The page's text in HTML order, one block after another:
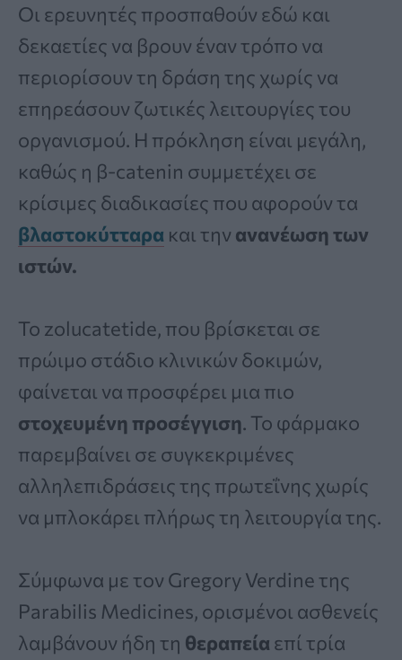
Οι ερευνητές προσπαθούν εδώ και
δεκαετίες να βρουν έναν τρόπο να
περιορίσουν τη δράση της χωρίς να
επηρεάσουν ζωτικές λειτουργίες του
οργανισμού. Η πρόκληση είναι μεγάλη,
καθώς η β-catenin συμμετέχει σε
κρίσιμες διαδικασίες που αφορούν τα
βλαστοκύτταρα και την ανανέωση των
ιστών.
Το zolucatetide, που βρίσκεται σε
πρώιμο στάδιο κλινικών δοκιμών,
φαίνεται να προσφέρει μια πιο
στοχευμένη προσέγγιση. Το φάρμακο
παρεμβαίνει σε συγκεκριμένες
αλληλεπιδράσεις της πρωτεΐνης χωρίς
να μπλοκάρει πλήρως τη λειτουργία της.
Σύμφωνα με τον Gregory Verdine της
Parabilis Medicines, ορισμένοι ασθενείς
λαμβάνουν ήδη τη θεραπεία επί τρία